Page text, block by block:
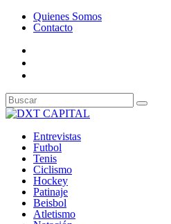
Quienes Somos
Contacto
Entrevistas
Futbol
Tenis
Ciclismo
Hockey
Patinaje
Beisbol
Atletismo